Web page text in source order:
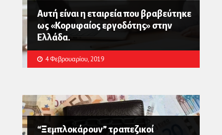
Αυτή είναι η εταιρεία που βραβεύτηκε
ως «Κορυφαίος εργοδότης» στην
Ελλάδα.
4 Φεβρουαρίου, 2019
“Ξεμπλοκάρουν” τραπεζικοί